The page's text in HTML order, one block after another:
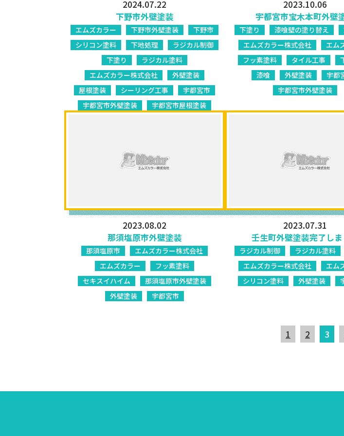
2024.07.22
下野市外壁塗装
エムズカラー 下野市外壁塗装
下野市
シリコン塗料
下地処理
ラジカル制御
下塗り
ラジカル塗料
エムズカラー株式会社
外壁塗装
屋根塗装
シーリング工事
宇都宮市
宇都宮市外壁塗装
宇都宮市屋根塗装
2023.10.06
宇都宮市宝木本町外壁
下塗り 漆喰壁の塗り替え
エムズカラー株式会社
エム
フッ素塗料
タイル工事
漆喰
外壁塗装
宇都
宇都宮市外壁塗装
2023.08.02
那須塩原市外壁塗装
那須塩原市
エムズカラー株式会社
エムズカラー
フッ素塗料
セキスイハイム
那須塩原市外壁塗装
外壁塗装
宇都宮市
2023.07.31
壬生町外壁塗装完了し
ラジカル制御 ラジカル塗料
エムズカラー株式会社
エム
シリコン塗料
外壁塗装
1 2 3